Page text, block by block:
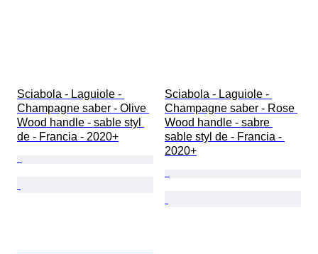
Sciabola - Laguiole -
Champagne saber - Olive
Wood handle - sable styl
de - Francia - 2020+
Sciabola - Laguiole -
Champagne saber - Rose
Wood handle - sabre
sable styl de - Francia -
2020+